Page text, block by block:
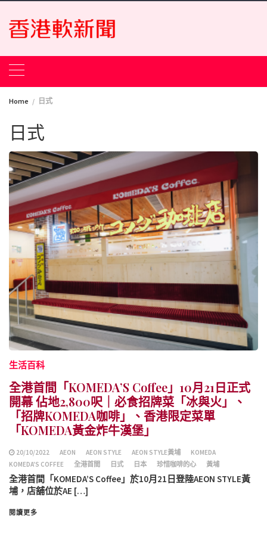
Skip
content
Home 日式
日式
生活百科
全港首間「KOMEDA’S Coffee」10月21日正式
開幕 佔地2,800呎｜必食招牌菜「冰與火」、
「招牌KOMEDA咖啡」、香港限定菜單
「KOMEDA黃金炸牛漢堡」
20/10/2022 AEON AEON STYLE AEON STYLE黃埔
KOMEDA
KOMEDA'S COFFEE
全港首間 日式 日本 珍惜咖啡的心 黃埔
全港首間「KOMEDA’S Coffee」於10月21日登陸AEON STYLE黃
埔，店舖位於AE […]
閱讀更多